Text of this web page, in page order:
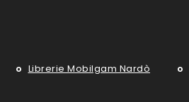
Librerie Mobilgam Nardò